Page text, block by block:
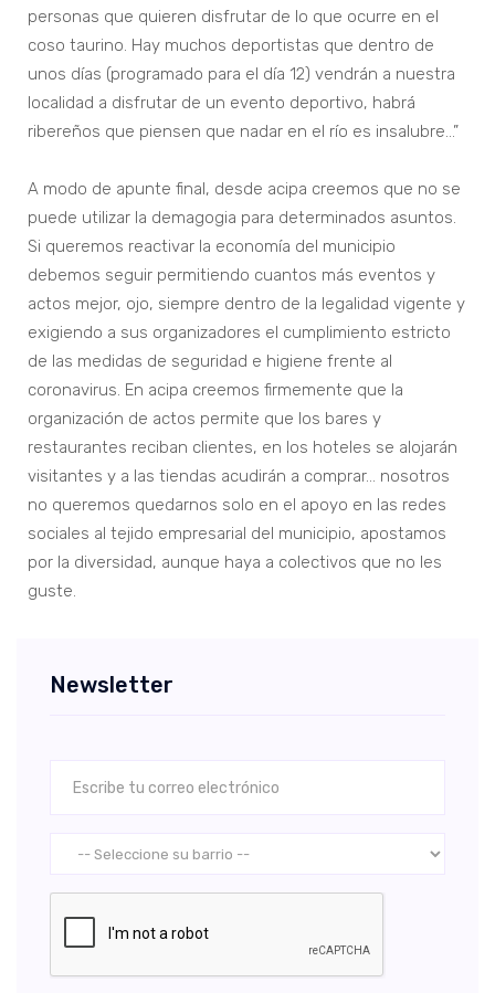
personas que quieren disfrutar de lo que ocurre en el
coso taurino. Hay muchos deportistas que dentro de
unos días (programado para el día 12) vendrán a nuestra
localidad a disfrutar de un evento deportivo, habrá
ribereños que piensen que nadar en el río es insalubre…”
A modo de apunte final, desde acipa creemos que no se
puede utilizar la demagogia para determinados asuntos.
Si queremos reactivar la economía del municipio
debemos seguir permitiendo cuantos más eventos y
actos mejor, ojo, siempre dentro de la legalidad vigente y
exigiendo a sus organizadores el cumplimiento estricto
de las medidas de seguridad e higiene frente al
coronavirus. En acipa creemos firmemente que la
organización de actos permite que los bares y
restaurantes reciban clientes, en los hoteles se alojarán
visitantes y a las tiendas acudirán a comprar… nosotros
no queremos quedarnos solo en el apoyo en las redes
sociales al tejido empresarial del municipio, apostamos
por la diversidad, aunque haya a colectivos que no les
guste.
Newsletter